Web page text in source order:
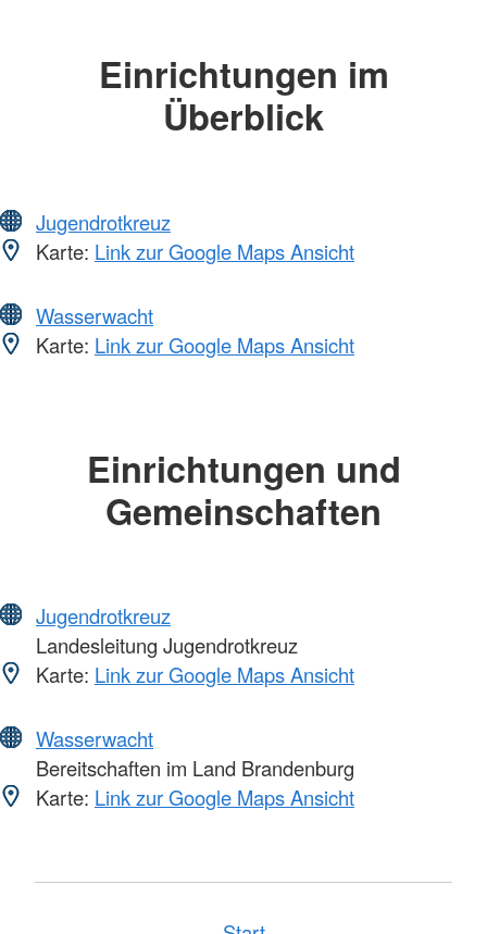
Einrichtungen im
Überblick
Jugendrotkreuz
Karte: Link zur Google Maps Ansicht
Wasserwacht
Karte: Link zur Google Maps Ansicht
Einrichtungen und
Gemeinschaften
Jugendrotkreuz
Landesleitung Jugendrotkreuz
Karte: Link zur Google Maps Ansicht
Wasserwacht
Bereitschaften im Land Brandenburg
Karte: Link zur Google Maps Ansicht